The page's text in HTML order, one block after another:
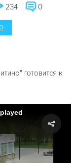
234 0
готовится к